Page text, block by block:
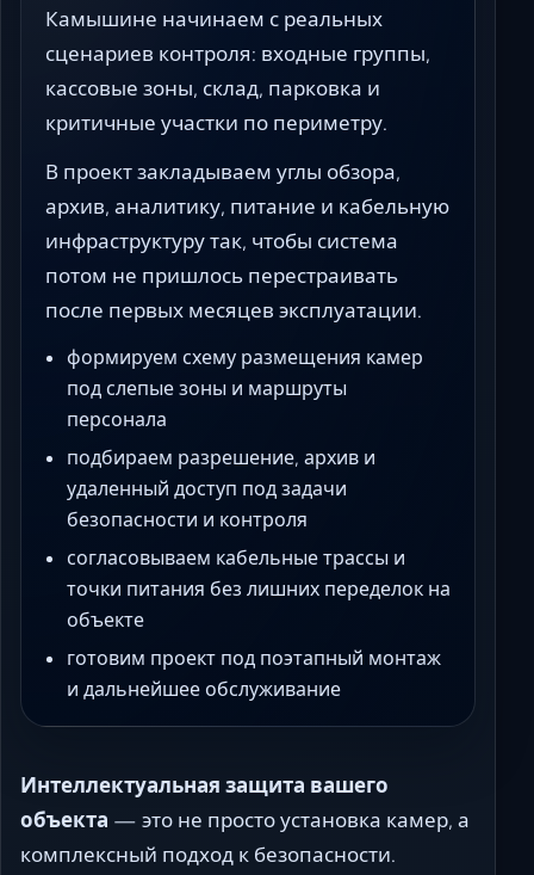
Камышине начинаем с реальных
сценариев контроля: входные группы,
кассовые зоны, склад, парковка и
критичные участки по периметру.
В проект закладываем углы обзора,
архив, аналитику, питание и кабельную
инфраструктуру так, чтобы система
потом не пришлось перестраивать
после первых месяцев эксплуатации.
формируем схему размещения камер
под слепые зоны и маршруты
персонала
подбираем разрешение, архив и
удаленный доступ под задачи
безопасности и контроля
согласовываем кабельные трассы и
точки питания без лишних переделок на
объекте
готовим проект под поэтапный монтаж
и дальнейшее обслуживание
Интеллектуальная защита вашего
объекта — это не просто установка камер, а
комплексный подход к безопасности.